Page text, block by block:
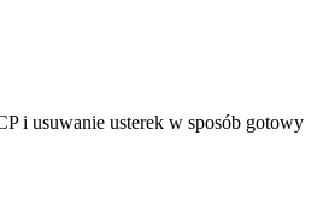
i usuwanie usterek w sposób gotowy